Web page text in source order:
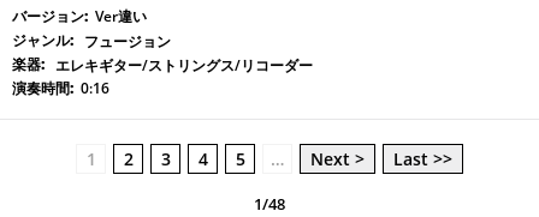
Ver違い
フュージョン
エレキギター/ストリングス/リコーダー
0:16
1 2 3 4 5 … Next > Last >>
1/48